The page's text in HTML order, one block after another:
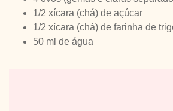
1/2 xícara (chá) de açúcar
1/2 xícara (chá) de farinha de
50 ml de água